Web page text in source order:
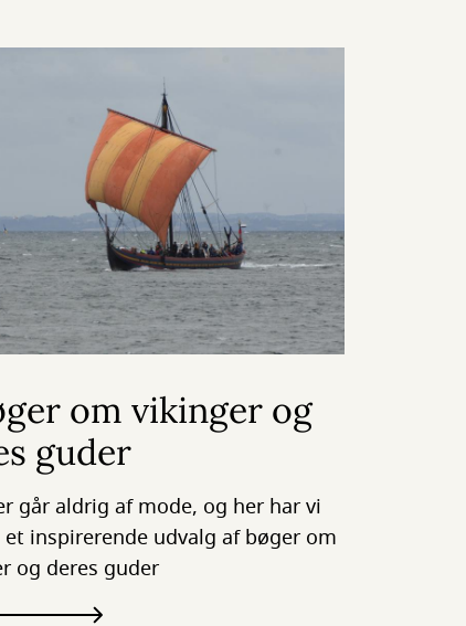
om vikinger og
guder
går aldrig af mode, og her har vi
inspirerende udvalg af bøger om
og deres guder